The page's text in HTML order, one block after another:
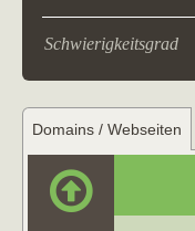
Schwierigkeitsgrad
Domains / Webseiten